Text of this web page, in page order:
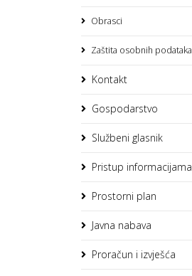
Obrasci
Zaštita osobnih podataka
Kontakt
Gospodarstvo
Službeni glasnik
Pristup informacijama
Prostorni plan
Javna nabava
Proračun i izvješća